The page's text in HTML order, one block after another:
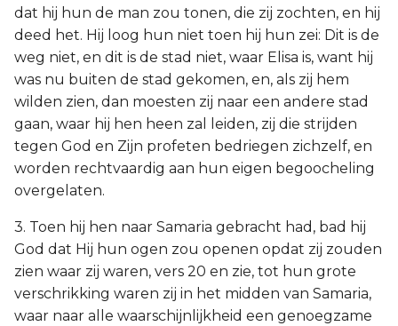
dat hij hun de man zou tonen, die zij zochten, en hij
deed het. Hij loog hun niet toen hij hun zei: Dit is de
weg niet, en dit is de stad niet, waar Elisa is, want hij
was nu buiten de stad gekomen, en, als zij hem
wilden zien, dan moesten zij naar een andere stad
gaan, waar hij hen heen zal leiden, zij die strijden
tegen God en Zijn profeten bedriegen zichzelf, en
worden rechtvaardig aan hun eigen begoocheling
overgelaten.
3. Toen hij hen naar Samaria gebracht had, bad hij
God dat Hij hun ogen zou openen opdat zij zouden
zien waar zij waren, vers 20 en zie, tot hun grote
verschrikking waren zij in het midden van Samaria,
waar naar alle waarschijnlijkheid een genoegzame